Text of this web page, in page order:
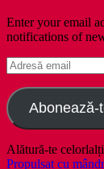
Enter your email
notifications of
Adresă
email
Abonează-
Alătură-te
Propulsat cu